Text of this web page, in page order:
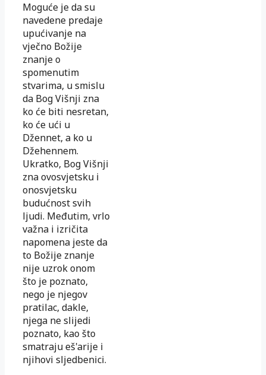
Moguće je da su
navedene predaje
upućivanje na
vječno Božije
znanje o
spomenutim
stvarima, u smislu
da Bog Višnji zna
ko će biti nesretan,
ko će ući u
Džennet, a ko u
Džehennem.
Ukratko, Bog Višnji
zna ovosvjetsku i
onosvjetsku
budućnost svih
ljudi. Međutim, vrlo
važna i izričita
napomena jeste da
to Božije znanje
nije uzrok onom
što je poznato,
nego je njegov
pratilac, dakle,
njega ne slijedi
poznato, kao što
smatraju eš'arije i
njihovi sljedbenici.